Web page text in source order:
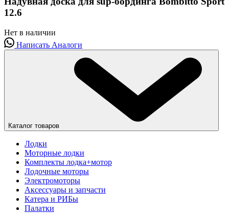
12.6
Нет в наличии
Написать Аналоги
Каталог товаров
Лодки
Моторные лодки
Комплекты лодка+мотор
Лодочные моторы
Электромоторы
Аксессуары и запчасти
Катера и РИБы
Палатки